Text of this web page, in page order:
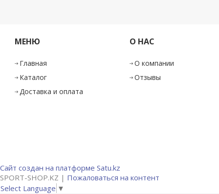
МЕНЮ
Главная
Каталог
Доставка и оплата
О НАС
О компании
Отзывы
Сайт создан на платформе Satu.kz
SPORT-SHOP.KZ | Пожаловаться на контент
Select Language ▼